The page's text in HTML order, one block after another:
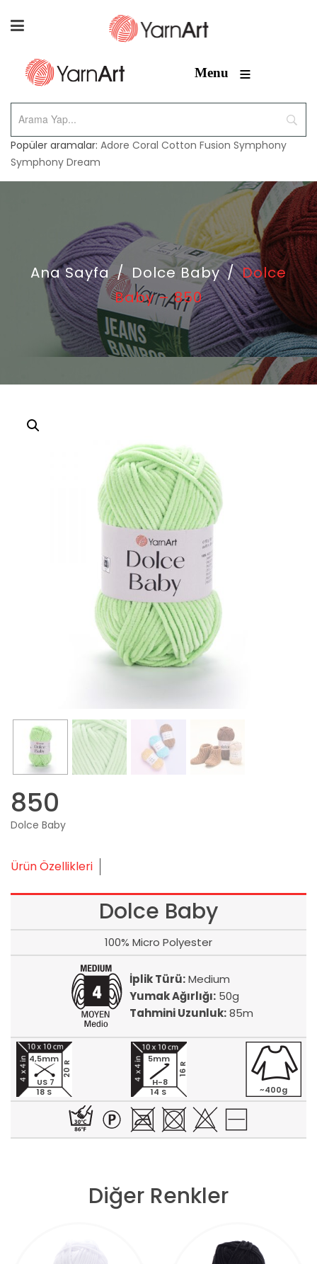
Menu ≡
Popüler aramalar: Adore Coral Cotton Fusion Symphony
Symphony Dream
Ana Sayfa / Dolce Baby / Dolce
Baby – 850
850
Dolce Baby
Ürün Özellikleri
Dolce Baby
100% Micro Polyester
İplik Türü:Medium
Yumak Ağırlığı:50g
Tahmini Uzunluk:85m
18 S
20 R
4,5mm
US 7
14 S
16 R
5mm
H-8
~400g
Diğer Renkler